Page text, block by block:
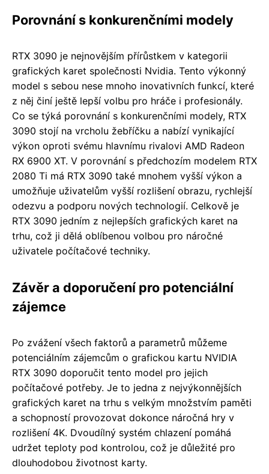
Porovnání s konkurenčními modely
RTX 3090 je nejnovějším přírůstkem v kategorii
grafických karet společnosti Nvidia. Tento výkonný
model s sebou nese mnoho inovativních funkcí, které
z něj činí ještě lepší volbu pro hráče i profesionály.
Co se týká porovnání s konkurenčními modely, RTX
3090 stojí na vrcholu žebříčku a nabízí vynikající
výkon oproti svému hlavnímu rivalovi AMD Radeon
RX 6900 XT. V porovnání s předchozím modelem RTX
2080 Ti má RTX 3090 také mnohem vyšší výkon a
umožňuje uživatelům vyšší rozlišení obrazu, rychlejší
odezvu a podporu nových technologií. Celkově je
RTX 3090 jedním z nejlepších grafických karet na
trhu, což ji dělá oblíbenou volbou pro náročné
uživatele počítačové techniky.
Závěr a doporučení pro potenciální
zájemce
Po zvážení všech faktorů a parametrů můžeme
potenciálním zájemcům o grafickou kartu NVIDIA
RTX 3090 doporučit tento model pro jejich
počítačové potřeby. Je to jedna z nejvýkonnějších
grafických karet na trhu s velkým množstvím paměti
a schopností provozovat dokonce náročná hry v
rozlišení 4K. Dvoudílný systém chlazení pomáhá
udržet teploty pod kontrolou, což je důležité pro
dlouhodobou životnost karty.